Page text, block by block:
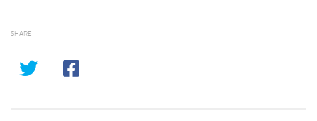
SHARE